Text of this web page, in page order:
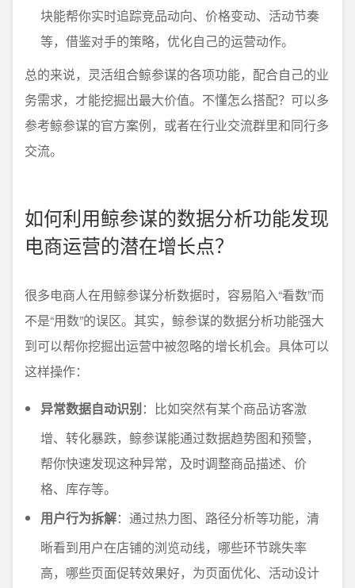
块能帮你实时追踪竞品动向、价格变动、活动节奏
等，借鉴对手的策略，优化自己的运营动作。
总的来说，灵活组合鲸参谋的各项功能，配合自己的业
务需求，才能挖掘出最大价值。不懂怎么搭配？可以多
参考鲸参谋的官方案例，或者在行业交流群里和同行多
交流。
如何利用鲸参谋的数据分析功能发现
电商运营的潜在增长点？
很多电商人在用鲸参谋分析数据时，容易陷入“看数”而
不是“用数”的误区。其实，鲸参谋的数据分析功能强大
到可以帮你挖掘出运营中被忽略的增长机会。具体可以
这样操作：
异常数据自动识别：比如突然有某个商品访客激
增、转化暴跌，鲸参谋能通过数据趋势图和预警，
帮你快速发现这种异常，及时调整商品描述、价
格、库存等。
用户行为拆解：通过热力图、路径分析等功能，清
晰看到用户在店铺的浏览动线，哪些环节跳失率
高，哪些页面促转效果好，为页面优化、活动设计